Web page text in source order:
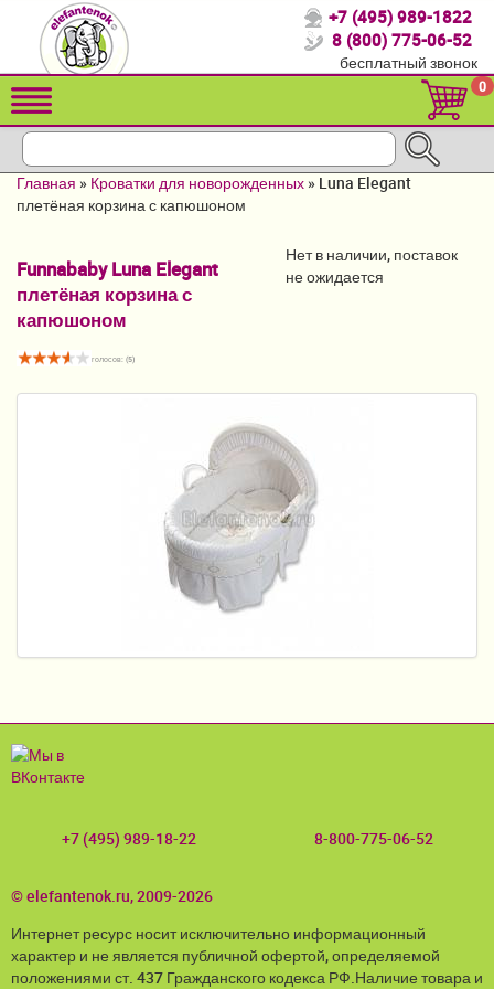
Спасибо, что выбрали нас!
Распродажа!
Детские коляски
Кроватки для новорожденных
Конверты, муфты
Постельные принадлежности
Качели, шезлонги
Игры и развитие
Сумки для мам и детей
Кенгуру и слинги
+7 (495) 989-1822
8 (800) 775-06-52
бесплатный звонок
0
Главная » Кроватки для новорожденных » Luna Elegant
плетёная корзина с капюшоном
Funnababy Luna Elegant
плетёная корзина с
капюшоном
голосов: (5)
Нет в наличии, поставок
не ожидается
+7 (495) 989-18-22 8-800-775-06-52
© elefantenok.ru, 2009-2026
Интернет ресурс носит исключительно информационный
характер и не является публичной офертой, определяемой
положениями ст. 437 Гражданского кодекса РФ.Наличие товара и